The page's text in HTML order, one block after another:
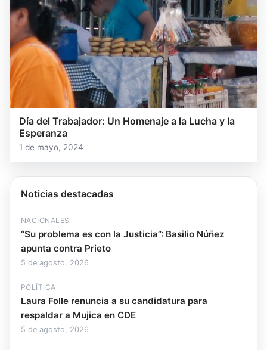
Día del Trabajador: Un Homenaje a la Lucha y la
Esperanza
1 de mayo, 2024
Noticias destacadas
NACIONALES
“Su problema es con la Justicia”: Basilio Núñez
apunta contra Prieto
5 de agosto, 2026
POLÍTICA
Laura Folle renuncia a su candidatura para
respaldar a Mujica en CDE
5 de agosto, 2026